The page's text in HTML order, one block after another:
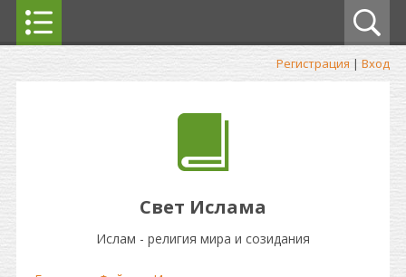
Регистрация | Вход
Свет Ислама
Ислам - религия мира и созидания